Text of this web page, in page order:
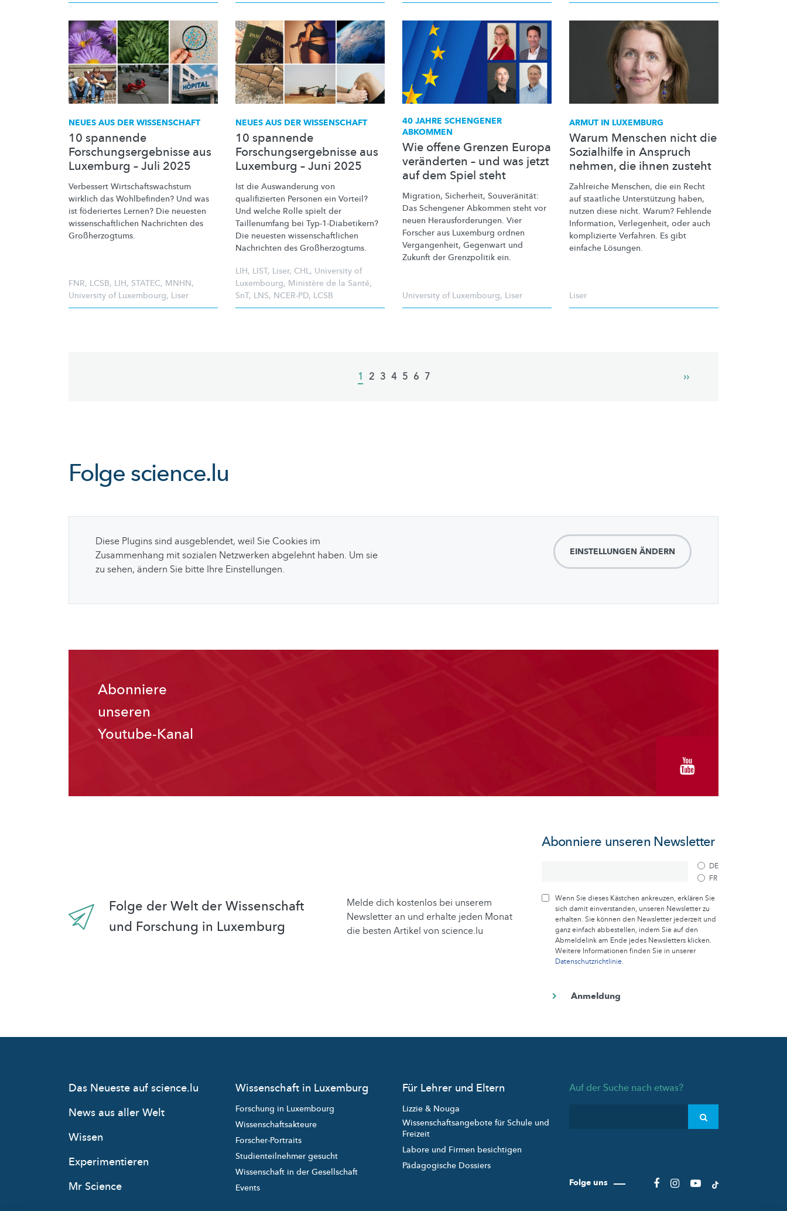
NEUES AUS DER WISSENSCHAFT
10 spannende
Forschungsergebnisse aus
Luxemburg – Juli 2025
Verbessert Wirtschaftswachstum
wirklich das Wohlbefinden? Und was
ist föderiertes Lernen? Die neuesten
wissenschaftlichen Nachrichten des
Großherzogtums.
FNR, LCSB, LIH, STATEC, MNHN,
University of Luxembourg, Liser
NEUES AUS DER WISSENSCHAFT
10 spannende
Forschungsergebnisse aus
Luxemburg – Juni 2025
Ist die Auswanderung von
qualifizierten Personen ein Vorteil?
Und welche Rolle spielt der
Taillenumfang bei Typ-1-Diabetikern?
Die neuesten wissenschaftlichen
Nachrichten des Großherzogtums.
LIH, LIST, Liser, CHL, University of
Luxembourg, Ministère de la Santé,
SnT, LNS, NCER-PD, LCSB
40 JAHRE SCHENGENER
ABKOMMEN
Wie offene Grenzen Europa
veränderten – und was jetzt
auf dem Spiel steht
Migration, Sicherheit, Souveränität:
Das Schengener Abkommen steht vor
neuen Herausforderungen. Vier
Forscher aus Luxemburg ordnen
Vergangenheit, Gegenwart und
Zukunft der Grenzpolitik ein.
University of Luxembourg, Liser
ARMUT IN LUXEMBURG
Warum Menschen nicht die
Sozialhilfe in Anspruch
nehmen, die ihnen zusteht
Zahlreiche Menschen, die ein Recht
auf staatliche Unterstützung haben,
nutzen diese nicht. Warum? Fehlende
Information, Verlegenheit, oder auch
komplizierte Verfahren. Es gibt
einfache Lösungen.
Liser
Current
1 Page
2 Page
3 Page
4 Page
5 Page
6 Page
7
Next
››
Folge science.lu
Diese Plugins sind ausgeblendet, weil Sie Cookies im
Zusammenhang mit sozialen Netzwerken abgelehnt haben. Um sie
zu sehen, ändern Sie bitte Ihre Einstellungen.
EINSTELLUNGEN ÄNDERN
Abonniere
unseren
Youtube-Kanal
Folge der Welt der Wissenschaft
und Forschung in Luxemburg
Melde dich kostenlos bei unserem
Newsletter an und erhalte jeden Monat
die besten Artikel von science.lu
Abonniere unseren Newsletter
DE
FR
Wenn Sie dieses Kästchen ankreuzen, erklären Sie
sich damit einverstanden, unseren Newsletter zu
erhalten. Sie können den Newsletter jederzeit und
ganz einfach abbestellen, indem Sie auf den
Abmeldelink am Ende jedes Newsletters klicken.
Weitere Informationen finden Sie in unserer
Datenschutzrichtlinie.
Das Neueste auf science.lu
News aus aller Welt
Wissen
Experimentieren
Mr Science
Wissenschaft in Luxemburg
Forschung in Luxembourg
Wissenschaftsakteure
Forscher-Portraits
Studienteilnehmer gesucht
Wissenschaft in der Gesellschaft
Events
Für Lehrer und Eltern
Lizzie & Nouga
Wissenschaftsangebote für Schule und
Freizeit
Labore und Firmen besichtigen
Pädagogische Dossiers
Auf der Suche nach etwas?
Folge uns